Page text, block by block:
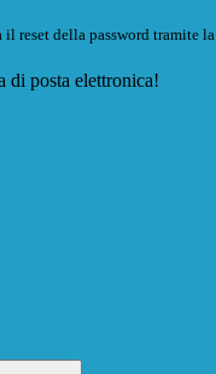
reset della password tramite la
di posta elettronica!